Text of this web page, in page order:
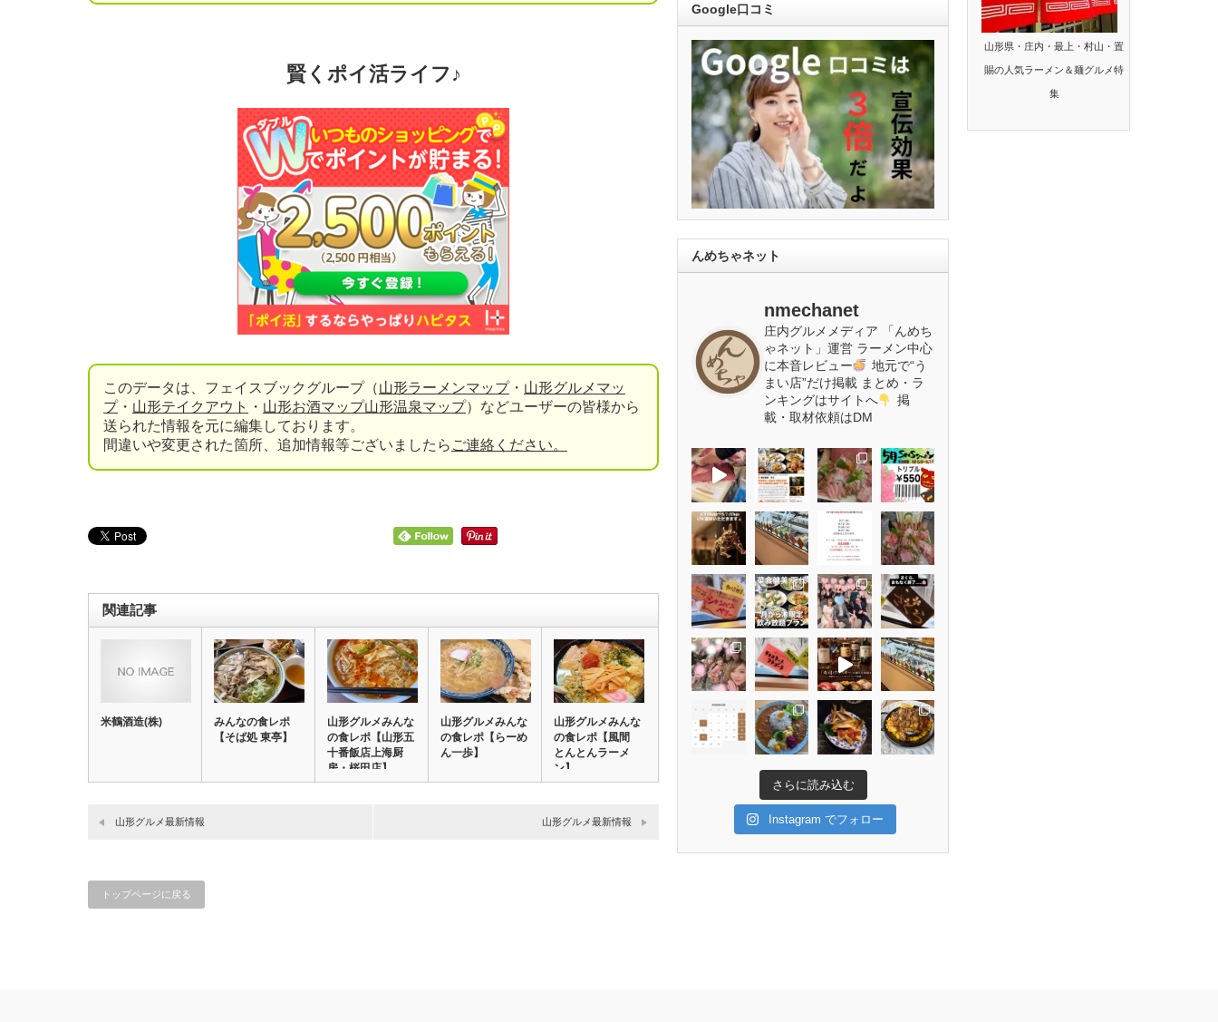
賢くポイ活ライフ♪
このデータは、フェイスブックグループ（山形ラーメンマップ・ 山形グルメマッ
プ・ 山形テイクアウト ・ 山形お酒マップ山形温泉マップ）などユーザーの皆様から
送られた情報を元に編集しております。
間違いや変更された箇所、追加情報等ございましたら ご連絡ください。
関連記事
米鶴酒造(株)
みんなの食レポ
【そば処 東亭】
山形グルメみんな
の食レポ【山形五
十番飯店上海厨
房・桜田店】
山形グルメみんな
の食レポ【らーめ
ん一歩】
山形グルメみんな
の食レポ【風間
とんとんラーメ
ン】
山形グルメ最新情報 山形グルメ最新情報
トップページに戻る
Google口コミ
んめちゃネット
nmechanet
庄内グルメメディア 「んめち
ゃネット」運営 ラーメン中心
に本音レビュー
地元で“う
まい店”だけ掲載 まとめ・ラ
ンキングはサイトへ
掲
載・取材依頼はDM
さらに読み込む
Instagram でフォロー
山形県・庄内・最上・村山・置
賜の人気ラーメン＆麺グルメ特
集